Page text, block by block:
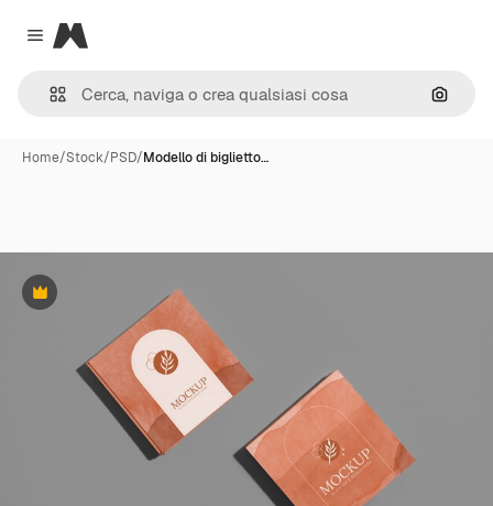
Close menu
Magnific
Cerca
Home/Stock/PSD/Modello di biglietto…
Premium